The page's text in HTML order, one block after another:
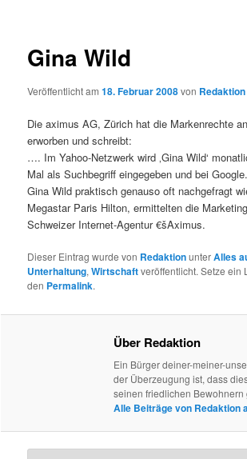
Gina Wild
Veröffentlicht am18. Februar 2008von Redaktion
Die aximus AG, Zürich hat die Markenrechte
erworben und schreibt:
…. Im Yahoo-Netzwerk wird ‚Gina Wild‘
Mal als Suchbegriff eingegeben und bei
Gina Wild praktisch genauso oft nachgefragt
Megastar Paris Hilton, ermittelten die
Schweizer Internet-Agentur €šAximus.
Dieser Eintrag wurde von RedaktionunterAlles
Unterhaltung,Wirtschaftveröffentlicht. Setze ein
den Permalink.
Über Redaktion
Ein Bürger deiner-meiner-
der Überzeugung ist, dass
seinen friedlichen Bewohnern
Alle Beiträge von Redaktion